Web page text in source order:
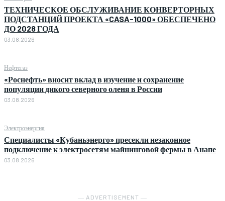
ТЕХНИЧЕСКОЕ ОБСЛУЖИВАНИЕ КОНВЕРТОРНЫХ
ПОДСТАНЦИЙ ПРОЕКТА «CASA-1000» ОБЕСПЕЧЕНО
ДО 2028 ГОДА
03.08.2026
Нефтегаз
«Роснефть» вносит вклад в изучение и сохранение
популяции дикого северного оленя в России
03.08.2026
Электроэнергия
Специалисты «Кубаньэнерго» пресекли незаконное
подключение к электросетям майнинговой фермы в Анапе
03.08.2026
― ADVERTISEMENT ―